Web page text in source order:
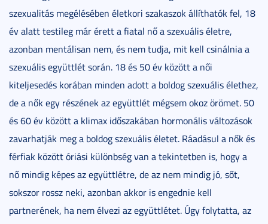
szexualitás megélésében életkori szakaszok állíthatók fel, 18
év alatt testileg már érett a fiatal nő a szexuális életre,
azonban mentálisan nem, és nem tudja, mit kell csinálnia a
szexuális együttlét során. 18 és 50 év között a női
kiteljesedés korában minden adott a boldog szexuális élethez,
de a nők egy részének az együttlét mégsem okoz örömet. 50
és 60 év között a klimax időszakában hormonális változások
zavarhatják meg a boldog szexuális életet. Ráadásul a nők és
férfiak között óriási különbség van a tekintetben is, hogy a
nő mindig képes az együttlétre, de az nem mindig jó, sőt,
sokszor rossz neki, azonban akkor is engednie kell
partnerének, ha nem élvezi az együttlétet. Úgy folytatta, az